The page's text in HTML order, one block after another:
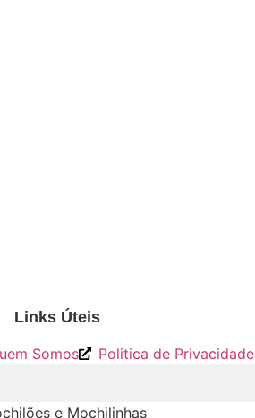
Links Úteis
Somos Politica de Privacidade